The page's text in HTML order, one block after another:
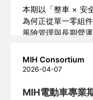
本期以「整車 × 安
為何正從單一零組
風險管理與長期營運
MIH Consortium
2026-04-07
MIH電動車專業